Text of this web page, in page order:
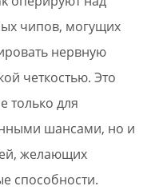
чипов, могущих
нервную
четкостью. Это
только для
шансами, но и
желающих
способности.